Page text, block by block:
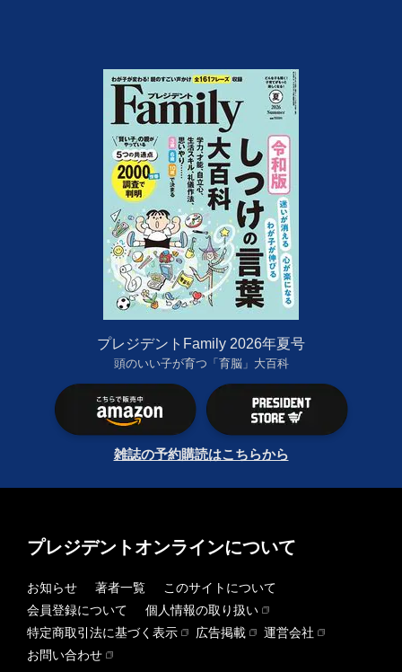
プレジデントFamily 2026年夏号
頭のいい子が育つ「育脳」大百科
雑誌の予約購読はこちらから
プレジデントオンラインについて
お知らせ 著者一覧
このサイトについて
会員登録について
個人情報の取り扱い
特定商取引法に基づく表示
広告掲載
運営会社
お問い合わせ